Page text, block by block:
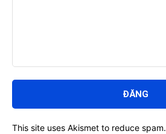
luận:
This site uses Akismet to reduce spam.